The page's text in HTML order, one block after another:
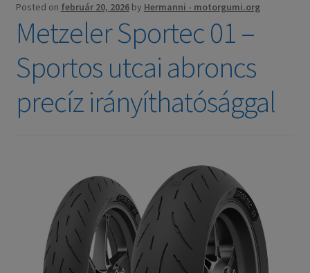
Posted on február 20, 2026 by Hermanni - motorgumi.org
Metzeler Sportec 01 –
Sportos utcai abroncs
precíz irányíthatósággal